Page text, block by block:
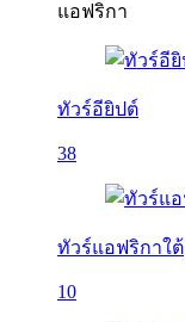
แอฟริกา
ทัวร์อียิปต์
38
ทัวร์แอฟริกาใต้
10